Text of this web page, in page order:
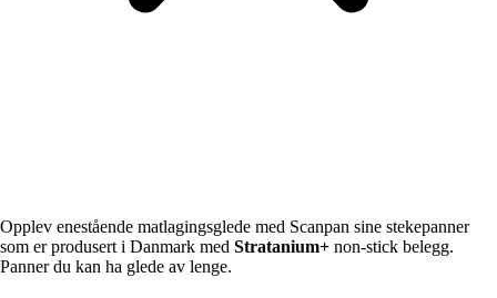
Opplev enestående matlagingsglede med Scanpan sine stekepanner
som er produsert i Danmark med Stratanium+ non-stick belegg.
Panner du kan ha glede av lenge.